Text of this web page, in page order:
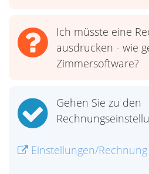
Ich müsste eine
ausdrucken - wie
Zimmersoftware?
Gehen Sie zu den
Einstellungen/Rechnung